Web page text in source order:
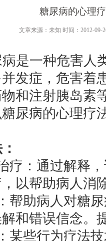
糖尿病的心理
文章来源：未知 时间：2012-09-
是一种危害人
发症，危害着
和注射胰岛素
尿病的心理疗
疗：通过解释
以帮助病人消
帮助病人对糖
和错误信念。
某些行为疗法